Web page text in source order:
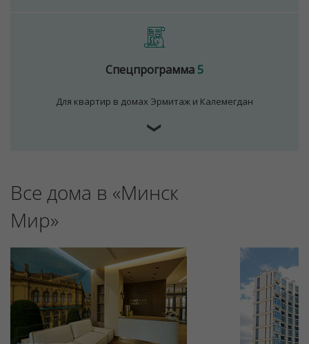
Спецпрограмма5
Для квартир в домах Эрмитаж и Калемегдан
❯
Все дома в «Минск
Мир»
используются cookies